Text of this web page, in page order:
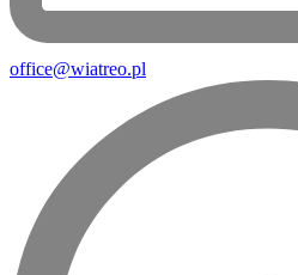
office@wiatreo.pl